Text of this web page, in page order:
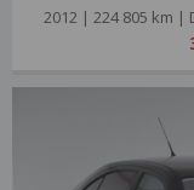
2012 | 224 805 km |